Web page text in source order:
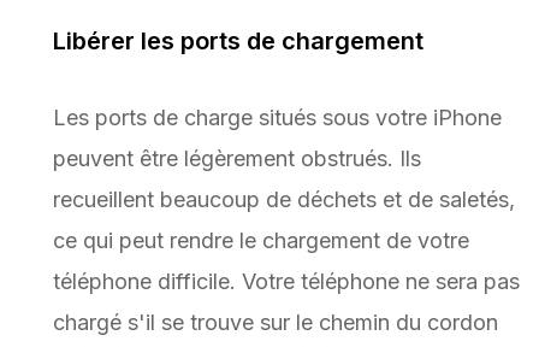
Libérer les ports de chargement
Les ports de charge situés sous votre iPhone
peuvent être légèrement obstrués. Ils
recueillent beaucoup de déchets et de saletés,
ce qui peut rendre le chargement de votre
téléphone difficile. Votre téléphone ne sera pas
chargé s'il se trouve sur le chemin du cordon